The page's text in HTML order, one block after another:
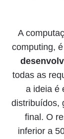
A
computing,
todas as
a ideia é
distribuídos,
final. O
inferior a